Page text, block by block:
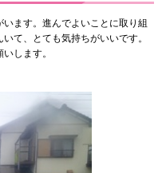
ます。進んでよいことに取り組
て、とても気持ちがいいです。
します。